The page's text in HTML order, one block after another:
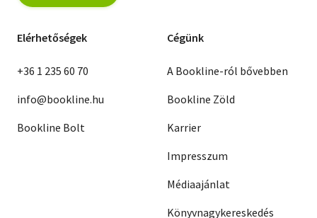
Elérhetőségek
+36 1 235 60 70
info@bookline.hu
Bookline Bolt
Cégünk
A Bookline-ról bővebben
Bookline Zöld
Karrier
Impresszum
Médiaajánlat
Könyvnagykereskedés